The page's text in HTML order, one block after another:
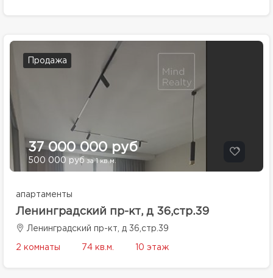
Продажа
37 000 000 руб
500 000 руб за 1 кв.м.
апартаменты
Ленинградский пр-кт, д 36,стр.39
Ленинградский пр-кт, д 36,стр.39
2 комнаты 74 кв.м. 10 этаж